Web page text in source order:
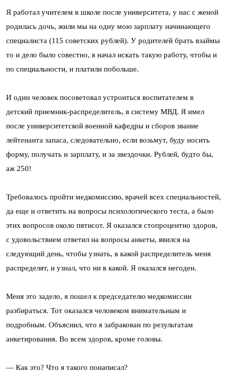
Я работал учителем в школе после университета, у нас с женой
родилась дочь, жили мы на одну мою зарплату начинающего
специалиста (115 советских рублей). У родителей брать взаймы
то и дело было совестно, я начал искать такую работу, чтобы и
по специальности, и платили побольше.
И один человек посоветовал устроиться воспитателем в
детский приемник-распределитель, в систему МВД. Я имел
после университетской военной кафедры и сборов звание
лейтенанта запаса, следовательно, если возьмут, буду носить
форму, получать и зарплату, и за звездочки. Рублей, будто бы,
аж 250!
Требовалось пройти медкомиссию, врачей всех специальностей,
да еще и ответить на вопросы психологического теста, а было
этих вопросов около пятисот. Я оказался стопроцентно здоров,
с удовольствием ответил на вопросы анкеты, явился на
следующий день, чтобы узнать, в какой распределитель меня
распределят, и узнал, что ни в какой. Я оказался негоден.
Меня это задело, я пошел к председателю медкомиссии
разбираться. Тот оказался человеком внимательным и
подробным. Объяснил, что я забракован по результатам
анкетирования. Во всем здоров, кроме головы.
— Как это? Что я такого понаписал?